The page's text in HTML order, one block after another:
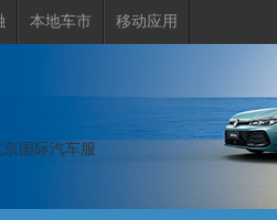
本地车市 移动应用
国际汽车服